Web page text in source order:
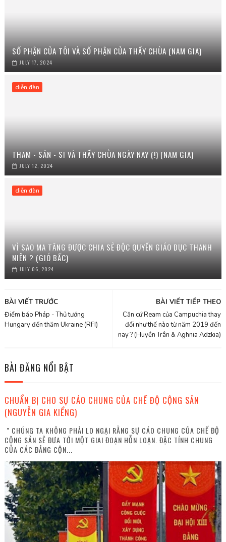
SỐ PHẬN CỦA TÔI VÀ SỐ PHẬN CỦA THẦY CHÙA (NAM GIA)
JULY 17, 2024
diễn đàn
THAM - SÂN - SI VÀ THẦY CHÙA NGÀY NAY (!) (NAM GIA)
JULY 12, 2024
diễn đàn
VÌ SAO MA TĂNG ĐƯỢC CHIA SẺ ĐỘC QUYỀN GIÁO DỤC THANH
NIÊN ? (GIÓ BẤC)
JULY 06, 2024
BÀI VIẾT TIẾP THEO
Căn cứ Ream của Campuchia thay
đổi như thế nào từ năm 2019 đến
nay ? (Huyền Trân & Aghnia Adzkia)
BÀI VIẾT TRƯỚC
Điểm báo Pháp - Thủ tướng
Hungary đến thăm Ukraine (RFI)
BÀI ĐĂNG NỔI BẬT
CHUẨN BỊ CHO SỰ CÁO CHUNG CỦA CHẾ ĐỘ CỘNG SẢN
(NGUYỄN GIA KIỂNG)
" CHÚNG TA KHÔNG PHẢI LO NGẠI RẰNG SỰ CÁO CHUNG CỦA CHẾ ĐỘ
CỘNG SẢN SẼ ĐƯA TỚI MỘT GIAI ĐOẠN HỖN LOẠN. ĐẶC TÍNH CHUNG
CỦA CÁC ĐẢNG CỘN...